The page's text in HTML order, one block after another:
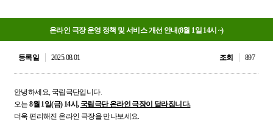
온라인 극장 운영 정책 및 서비스 개선 안내(8월 1일 14시 ~)
등록일 2025.08.01 조회 897
안녕하세요, 국립극단입니다.
오는8월 1일(금) 14시,국립극단 온라인 극장이 달라집니다.
더욱 편리해진 온라인 극장을 만나보세요.